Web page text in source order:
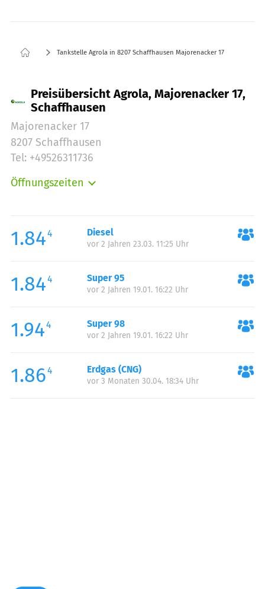
Tankstelle Agrola in 8207 Schaffhausen Majorenacker 17
Preisübersicht Agrola, Majorenacker 17,
Schaffhausen
Majorenacker 17
8207 Schaffhausen
Tel: +49526311736
Öffnungszeiten
Mittwoch:
06:00-22:00
Donnerstag:
Samstag:
07:00-22:00
Sonntag:
1.844 Diesel
vor 2 Jahren 23.03. 11:25 Uhr
1.844 Super 95
vor 2 Jahren 19.01. 16:22 Uhr
1.944 Super 98
vor 2 Jahren 19.01. 16:22 Uhr
1.864 Erdgas (CNG)
vor 3 Monaten 30.04. 18:34 Uhr